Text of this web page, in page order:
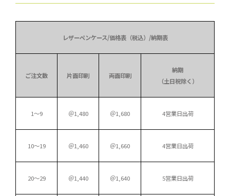
レザーペンケース/価格表（税込）/納期表
ご注文数 片面印刷 両面印刷
納期
（土日祝除く）
1～9 ＠1,480 ＠1,680 4営業日出荷
10～19 ＠1,460 ＠1,660 4営業日出荷
20～29 ＠1,440 ＠1,640 5営業日出荷